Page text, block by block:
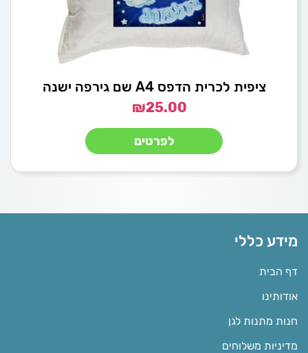
ציפית לכרית הדפס A4 שם גירפה ישנה
₪25.00
לפרטים
מידע כללי
דף הבית
אודותינו
חנות מתנות לגן
מדיניות משלוחים